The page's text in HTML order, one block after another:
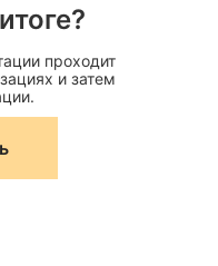
параметры
конструкции
в
проходит
и затем